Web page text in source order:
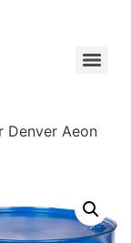
Denver Aeon